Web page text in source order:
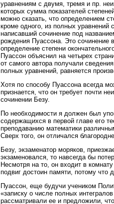
уравнениям с двумя, тремя и пр.
которых сумма показателей
можно сказать, что определением
кроме одного, из полных уравнений
написавший сочинение под
рождения Пуассона. Это сочинение
определение степени
Пуассон объяснил на четырех
от самого автора получали
полных уравнений, равняется
Хотя по способу Пуассона всегда
признается, что он требует почти
сочинении Безу.
По необходимости я должен был
содержащихся в первой главе его
преподаванию математики
Сверх того, он отличался
Безу, экзаменатор моряков,
экзаменовался, то навсегда бы
Несмотря на то, он входит в
подвиг достоин памяти, потому что
Пуассон, еще будучи учеником
«записку о числе полных
рассматривали ее и предложили,